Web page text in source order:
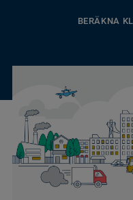
BERÄKNA